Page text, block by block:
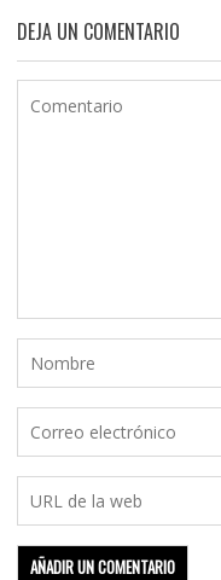
DEJA UN COMENTARIO